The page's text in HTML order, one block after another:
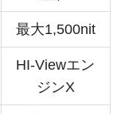
最大1,500nit
HI-Viewエン
ジンX